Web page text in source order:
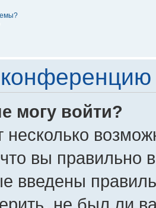
могу войти?
несколько
вы правильно
введены